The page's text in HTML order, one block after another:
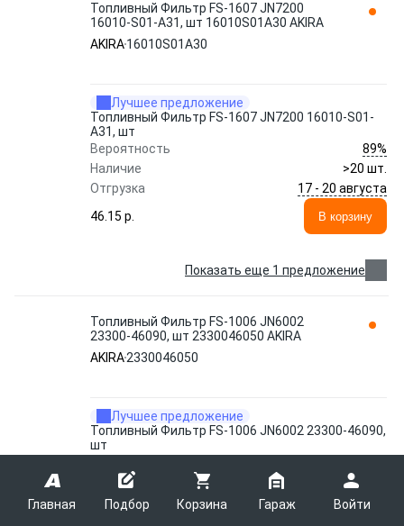
Главная Подбор Корзина Гараж Войти
Топливный Фильтр FS-1607 JN7200
16010-S01-A31, шт 16010S01A30 AKIRA
AKIRA16010S01A30
Лучшее предложение
Топливный Фильтр FS-1607 JN7200 16010-S01-
A31, шт
Вероятность
89%
Наличие
>20 шт.
Отгрузка
17 - 20 августа
46.15 p.
В корзину
Показать еще 1 предложение
Топливный Фильтр FS-1006 JN6002
23300-46090, шт 2330046050 AKIRA
AKIRA2330046050
Лучшее предложение
Топливный Фильтр FS-1006 JN6002 23300-46090,
шт
Наличие
>20 шт.
Отгрузка
17 - 20 августа